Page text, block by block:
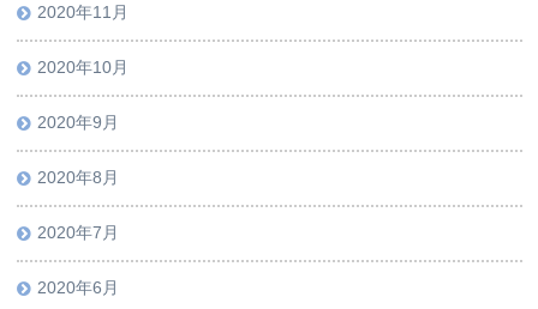
2020年11月
2020年10月
2020年9月
2020年8月
2020年7月
2020年6月